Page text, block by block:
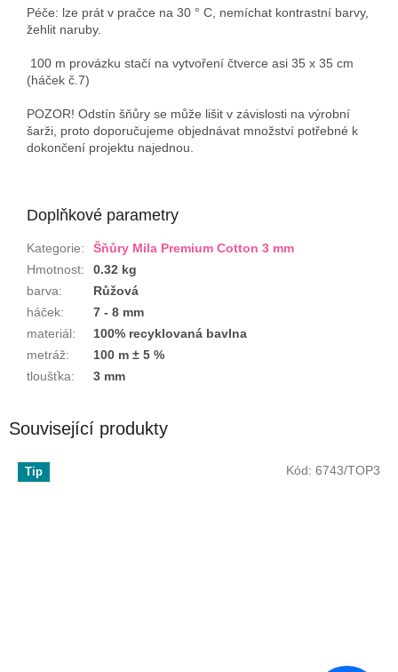
Péče: lze prát v pračce na 30 ° C, nemíchat kontrastní barvy,
žehlit naruby.
100 m provázku stačí na vytvoření čtverce asi 35 x 35 cm
(háček č.7)
POZOR! Odstín šňůry se může lišit v závislosti na výrobní
šarži, proto doporučujeme objednávat množství potřebné k
dokončení projektu najednou.
Doplňkové parametry
Kategorie:
Šňůry Mila Premium Cotton 3 mm
Hmotnost:
0.32 kg
barva:
Růžová
háček:
7 - 8 mm
materiál:
100% recyklovaná bavlna
metráž:
100 m ± 5 %
tloušťka: 3 mm
Související produkty
Tip Kód: 6743/TOP3